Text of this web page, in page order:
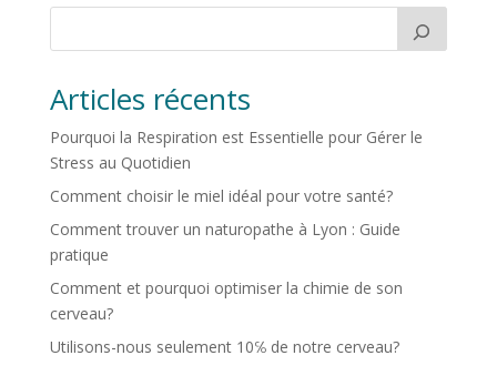
Articles récents
Pourquoi la Respiration est Essentielle pour Gérer le
Stress au Quotidien
Comment choisir le miel idéal pour votre santé?
Comment trouver un naturopathe à Lyon : Guide
pratique
Comment et pourquoi optimiser la chimie de son
cerveau?
Utilisons-nous seulement 10℅ de notre cerveau?